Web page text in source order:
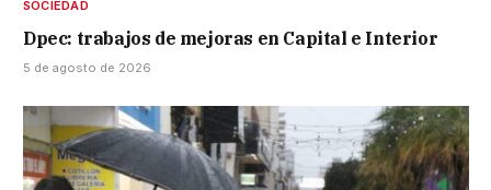
SOCIEDAD
Dpec: trabajos de mejoras en Capital e Interior
5 de agosto de 2026